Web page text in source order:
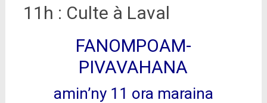
11h : Culte à Laval
FANOMPOAM-
PIVAVAHANA
amin’ny 11 ora maraina